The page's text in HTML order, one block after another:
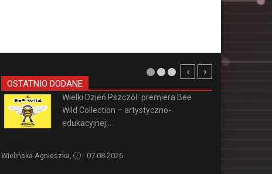
OSTATNIO DODANE
Wielki Dzień Pszczół: premiera Bee
Wild Collection – artystyczno-
edukacyjnej...
Wielińska Agnieszka, 07-08-2026